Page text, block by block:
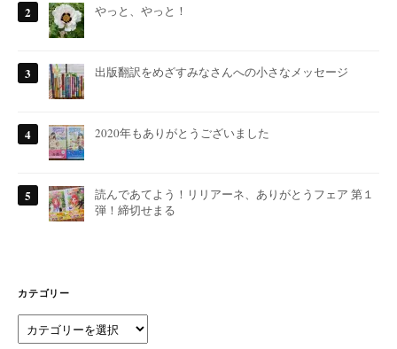
やっと、やっと！
出版翻訳をめざすみなさんへの小さなメッセージ
2020年もありがとうございました
読んであてよう！リリアーネ、ありがとうフェア 第１
弾！締切せまる
カテゴリー
テ